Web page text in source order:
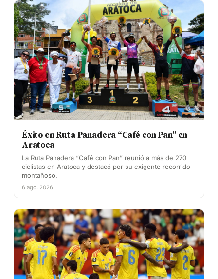
Éxito en Ruta Panadera “Café con Pan” en
Aratoca
La Ruta Panadera “Café con Pan” reunió a más de 270
ciclistas en Aratoca y destacó por su exigente recorrido
montañoso.
6 ago. 2026